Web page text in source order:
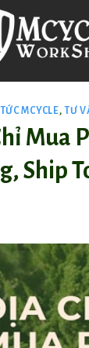
MCYCLE, TƯ
Mua
Ship